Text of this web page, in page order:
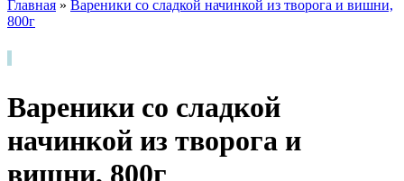
Главная » Вареники со сладкой начинкой из творога и вишни,
800г
Вареники со сладкой
начинкой из творога и
вишни, 800г